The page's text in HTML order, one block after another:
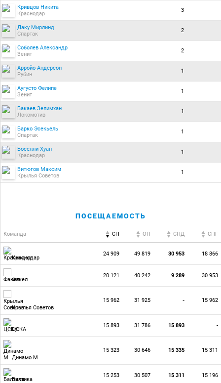
Кривцов Никита
Краснодар
3
Даку Мирлинд
Спартак
2
Соболев Александр
Зенит
2
Арройо Андерсон
Рубин
1
Аугусто Фелипе
Зенит
1
Бакаев Зелимхан
Локомотив
1
Барко Эсекьель
Спартак
1
Боселли Хуан
Краснодар
1
Витюгов Максим
Крылья Советов
1
ПОСЕЩАЕМОСТЬ
Команда СП ОП CПД CПГ
Краснодар
24 909 49 819 30 953 18 866
Факел
20 121 40 242 9 289 30 953
Крылья Советов
15 962 31 925 - 15 962
ЦСКА
15 893 31 786 15 893 -
Динамо М
15 323 30 646 15 335 15 311
Балтика
15 253 30 507 15 311 15 196